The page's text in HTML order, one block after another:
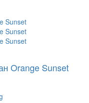
Orange Sunset